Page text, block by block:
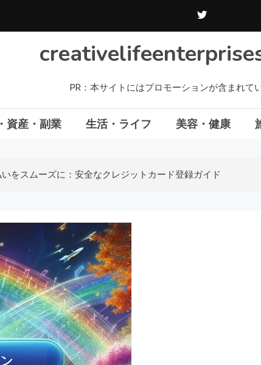
PR：本サイトにはプロモーションが含まれて
資産・副業 生活・ライフ 美容・健康
をスムーズに：安全なクレジットカード登録ガイド